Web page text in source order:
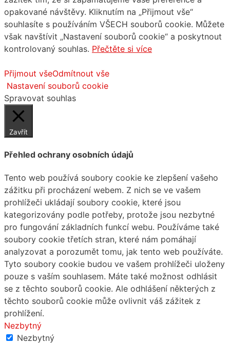
opakované návštěvy. Kliknutím na „Přijmout vše“
souhlasíte s používáním VŠECH souborů cookie. Můžete
však navštívit „Nastavení souborů cookie“ a poskytnout
kontrolovaný souhlas. Přečtěte si více
Přijmout všeOdmítnout vše
Nastavení souborů cookie
Spravovat souhlas
Zavřít
Přehled ochrany osobních údajů
Tento web používá soubory cookie ke zlepšení vašeho
zážitku při procházení webem. Z nich se ve vašem
prohlížeči ukládají soubory cookie, které jsou
kategorizovány podle potřeby, protože jsou nezbytné
pro fungování základních funkcí webu. Používáme také
soubory cookie třetích stran, které nám pomáhají
analyzovat a porozumět tomu, jak tento web používáte.
Tyto soubory cookie budou ve vašem prohlížeči uloženy
pouze s vaším souhlasem. Máte také možnost odhlásit
se z těchto souborů cookie. Ale odhlášení některých z
těchto souborů cookie může ovlivnit váš zážitek z
prohlížení.
Nezbytný
Nezbytný